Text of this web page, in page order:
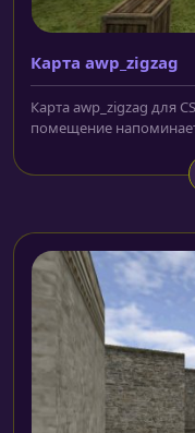
Карта awp_zigzag
Карта awp_zigzag для
помещение